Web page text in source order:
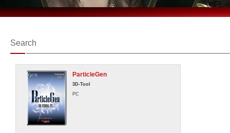
Search
ParticleGen
3D-Tool
PC